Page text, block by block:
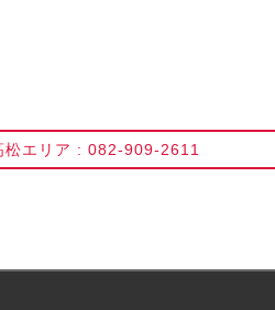
松エリア : 082-909-2611